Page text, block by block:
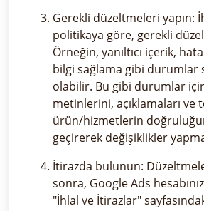
Gerekli düzeltmeleri yapın:
politikaya göre, gerekli
Örneğin, yanıltıcı içerik,
bilgi sağlama gibi durumlar
olabilir. Bu gibi durumlar
metinlerini, açıklamaları ve
ürün/hizmetlerin
geçirerek değişiklikler
İtirazda bulunun:
sonra, Google Ads
"İhlal ve İtirazlar"